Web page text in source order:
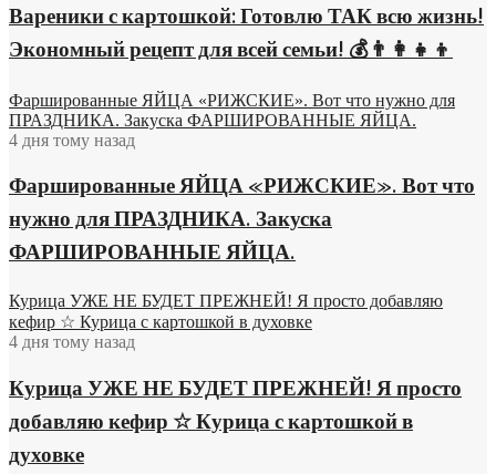
Вареники с картошкой: Готовлю ТАК всю жизнь!
Экономный рецепт для всей семьи! 💰👨👩👧👦
Фаршированные ЯЙЦА «РИЖСКИЕ». Вот что нужно для
ПРАЗДНИКА. Закуска ФАРШИРОВАННЫЕ ЯЙЦА.
4 дня тому назад
Фаршированные ЯЙЦА «РИЖСКИЕ». Вот что
нужно для ПРАЗДНИКА. Закуска
ФАРШИРОВАННЫЕ ЯЙЦА.
Курица УЖЕ НЕ БУДЕТ ПРЕЖНЕЙ! Я просто добавляю
кефир ☆ Курица с картошкой в духовке
4 дня тому назад
Курица УЖЕ НЕ БУДЕТ ПРЕЖНЕЙ! Я просто
добавляю кефир ☆ Курица с картошкой в
духовке